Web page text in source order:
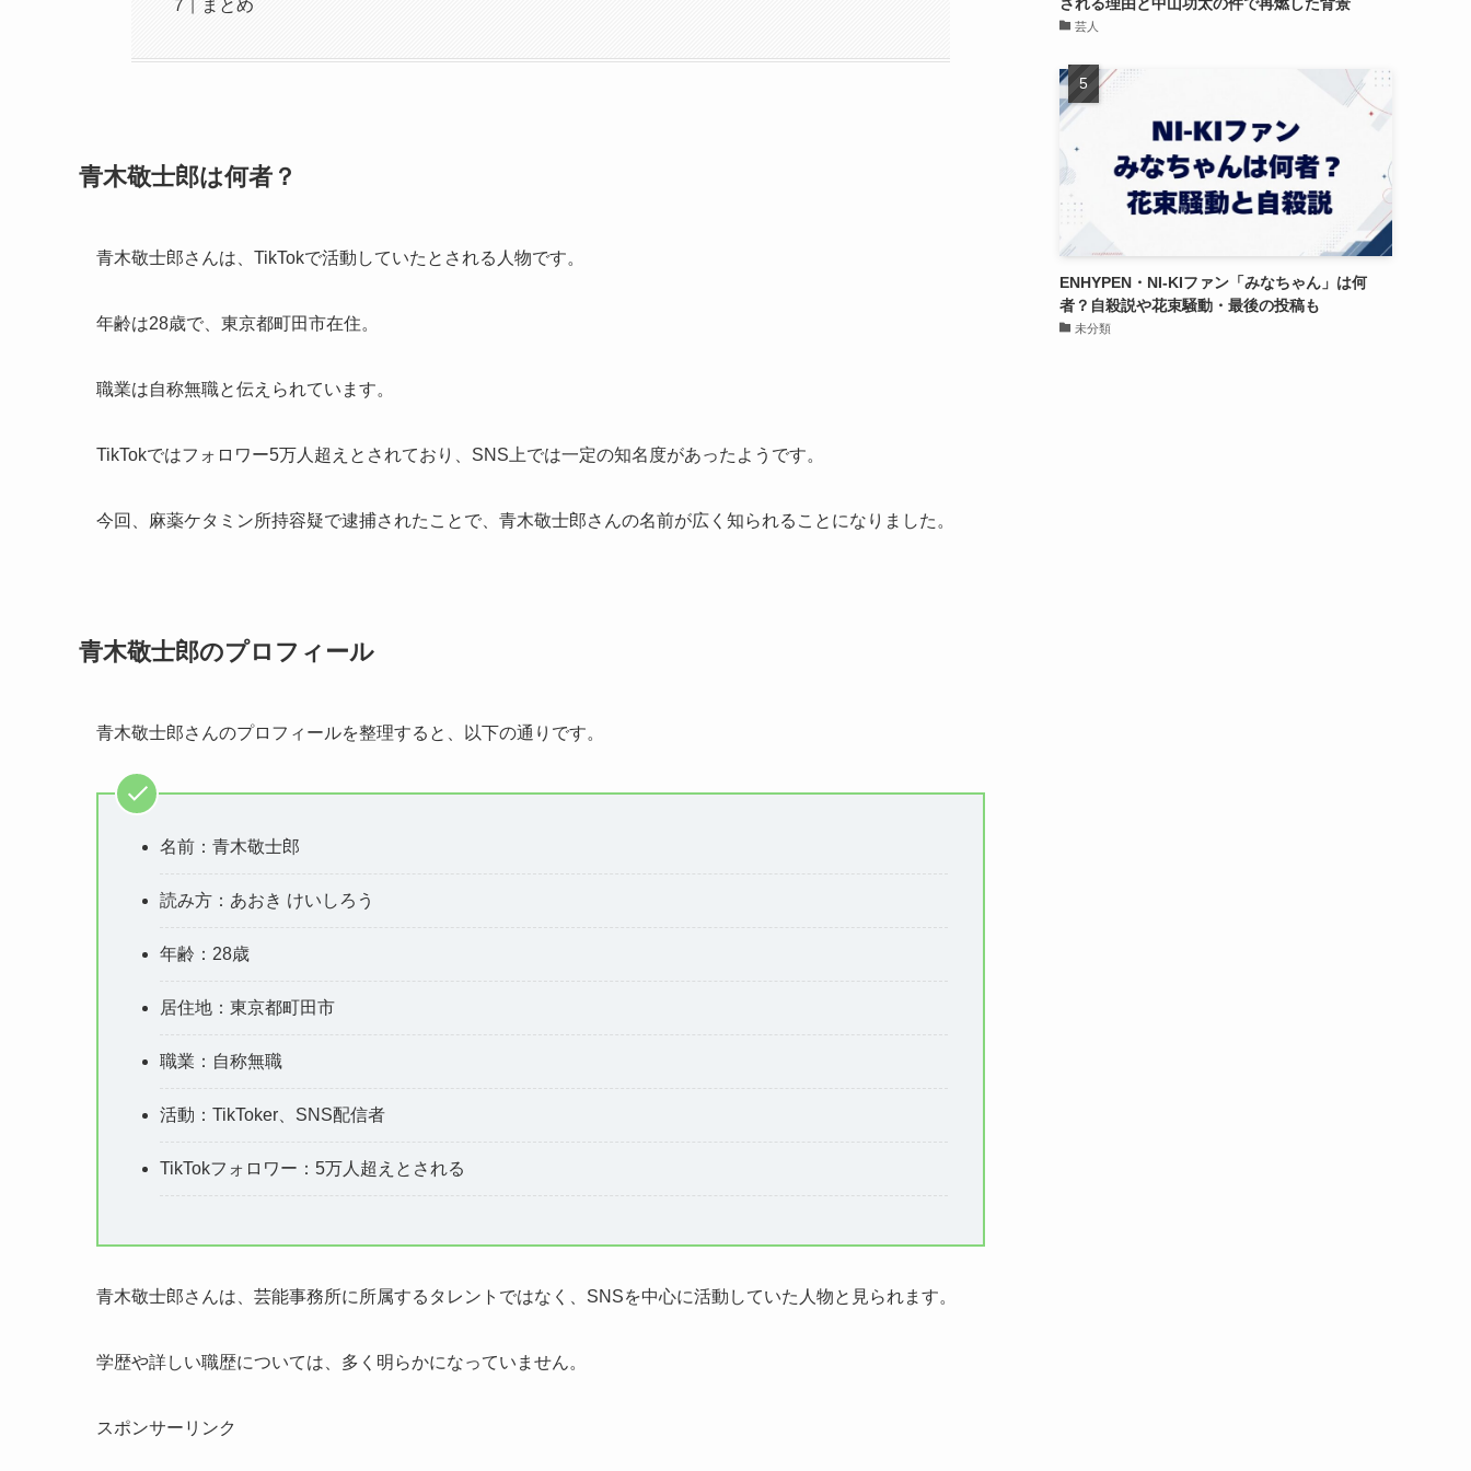
まとめ
青木敬士郎は何者？
青木敬士郎さんは、TikTokで活動していたとされる人物です。
年齢は28歳で、東京都町田市在住。
職業は自称無職と伝えられています。
TikTokではフォロワー5万人超えとされており、SNS上では一定の知名度があったようです。
今回、麻薬ケタミン所持容疑で逮捕されたことで、青木敬士郎さんの名前が広く知られることになりました。
青木敬士郎のプロフィール
青木敬士郎さんのプロフィールを整理すると、以下の通りです。
名前：青木敬士郎
読み方：あおき けいしろう
年齢：28歳
居住地：東京都町田市
職業：自称無職
活動：TikToker、SNS配信者
TikTokフォロワー：5万人超えとされる
青木敬士郎さんは、芸能事務所に所属するタレントではなく、SNSを中心に活動していた人物と見られます。
学歴や詳しい職歴については、多く明らかになっていません。
スポンサーリンク
芸人
ENHYPEN・NI-KIファン「みなちゃん」は何
者？自殺説や花束騒動・最後の投稿も
未分類